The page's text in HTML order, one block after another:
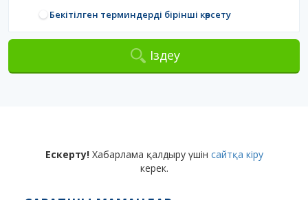
Бекітілген терминдерді бірінші көрсету
Іздеу
Ескерту!Хабарлама қалдыру үшін сайтқа кіру
керек.